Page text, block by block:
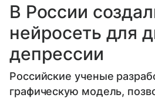
В России
нейросеть для
депрессии
Российские ученые
графическую модель,